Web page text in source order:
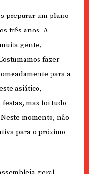
preparar um plano
três anos. A
gente,
fazer
para a
asiático,
mas foi tudo
momento, não
para o próximo
geral